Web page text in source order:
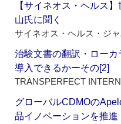
【サイネオス・ヘルス
山氏に聞く
サイネオス・ヘルス・ジ
治験文書の翻訳・ロー
導入できるかーその[2]
TRANSPERFECT
グローバルCDMOの
品イノベーションを推進